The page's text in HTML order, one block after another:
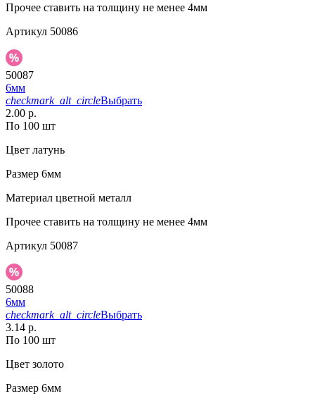
Прочее ставить на толщину не менее 4мм
Артикул 50086
50087
6мм
checkmark_alt_circleВыбрать
2.00 р.
По 100 шт
Цвет латунь
Размер 6мм
Материал цветной металл
Прочее ставить на толщину не менее 4мм
Артикул 50087
50088
6мм
checkmark_alt_circleВыбрать
3.14 р.
По 100 шт
Цвет золото
Размер 6мм